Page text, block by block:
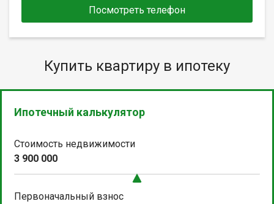
Посмотреть телефон
Купить квартиру в ипотеку
Ипотечный калькулятор
Стоимость недвижимости
3 900 000
Первоначальный взнос